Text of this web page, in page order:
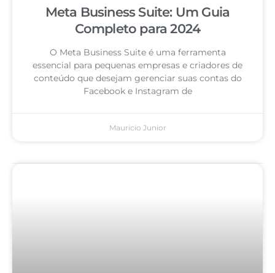
Meta Business Suite: Um Guia
Completo para 2024
O Meta Business Suite é uma ferramenta
essencial para pequenas empresas e criadores de
conteúdo que desejam gerenciar suas contas do
Facebook e Instagram de
Mauricio Junior